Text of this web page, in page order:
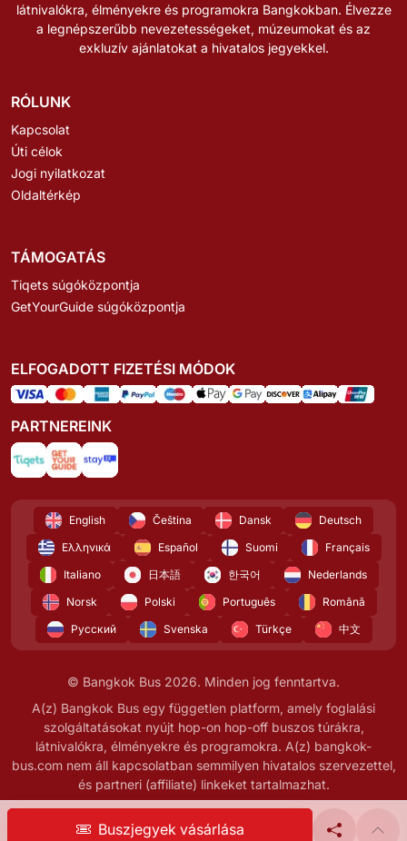
Buszjegyek vásárlása
látnivalókra, élményekre és programokra Bangkokban. Élvezze
a legnépszerűbb nevezetességeket, múzeumokat és az
exkluzív ajánlatokat a hivatalos jegyekkel.
RÓLUNK
Kapcsolat
Úti célok
Jogi nyilatkozat
Oldaltérkép
TÁMOGATÁS
Tiqets súgóközpontja
GetYourGuide súgóközpontja
ELFOGADOTT FIZETÉSI MÓDOK
PARTNEREINK
English Čeština Dansk
Deutsch
Ελληνικά
Español Suomi
Français
Italiano
日本語 한국어
Nederlands
Norsk
Polski Português
Română
Русский
Svenska Türkçe 中文
© Bangkok Bus 2026. Minden jog fenntartva.
A(z) Bangkok Bus egy független platform, amely foglalási
szolgáltatásokat nyújt hop-on hop-off buszos túrákra,
látnivalókra, élményekre és programokra. A(z) bangkok-
bus.com nem áll kapcsolatban semmilyen hivatalos szervezettel,
és partneri (affiliate) linkeket tartalmazhat.